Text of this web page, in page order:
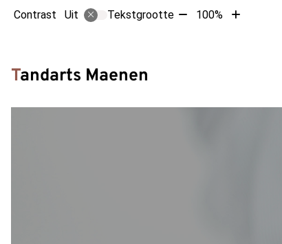
Contrast Uit Tekstgrootte Tekst100%
Tekst
Tandarts Maenen